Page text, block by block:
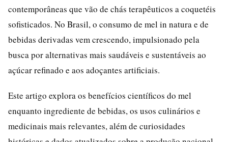
contemporâneas que vão de chás terapêuticos a coquetéis
sofisticados. No Brasil, o consumo de mel in natura e de
bebidas derivadas vem crescendo, impulsionado pela
busca por alternativas mais saudáveis e sustentáveis ao
açúcar refinado e aos adoçantes artificiais.
Este artigo explora os benefícios científicos do mel
enquanto ingrediente de bebidas, os usos culinários e
medicinais mais relevantes, além de curiosidades